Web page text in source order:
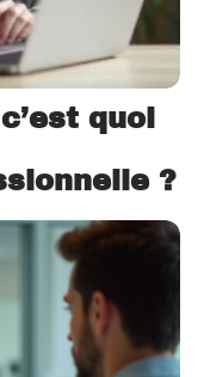
quoi
?